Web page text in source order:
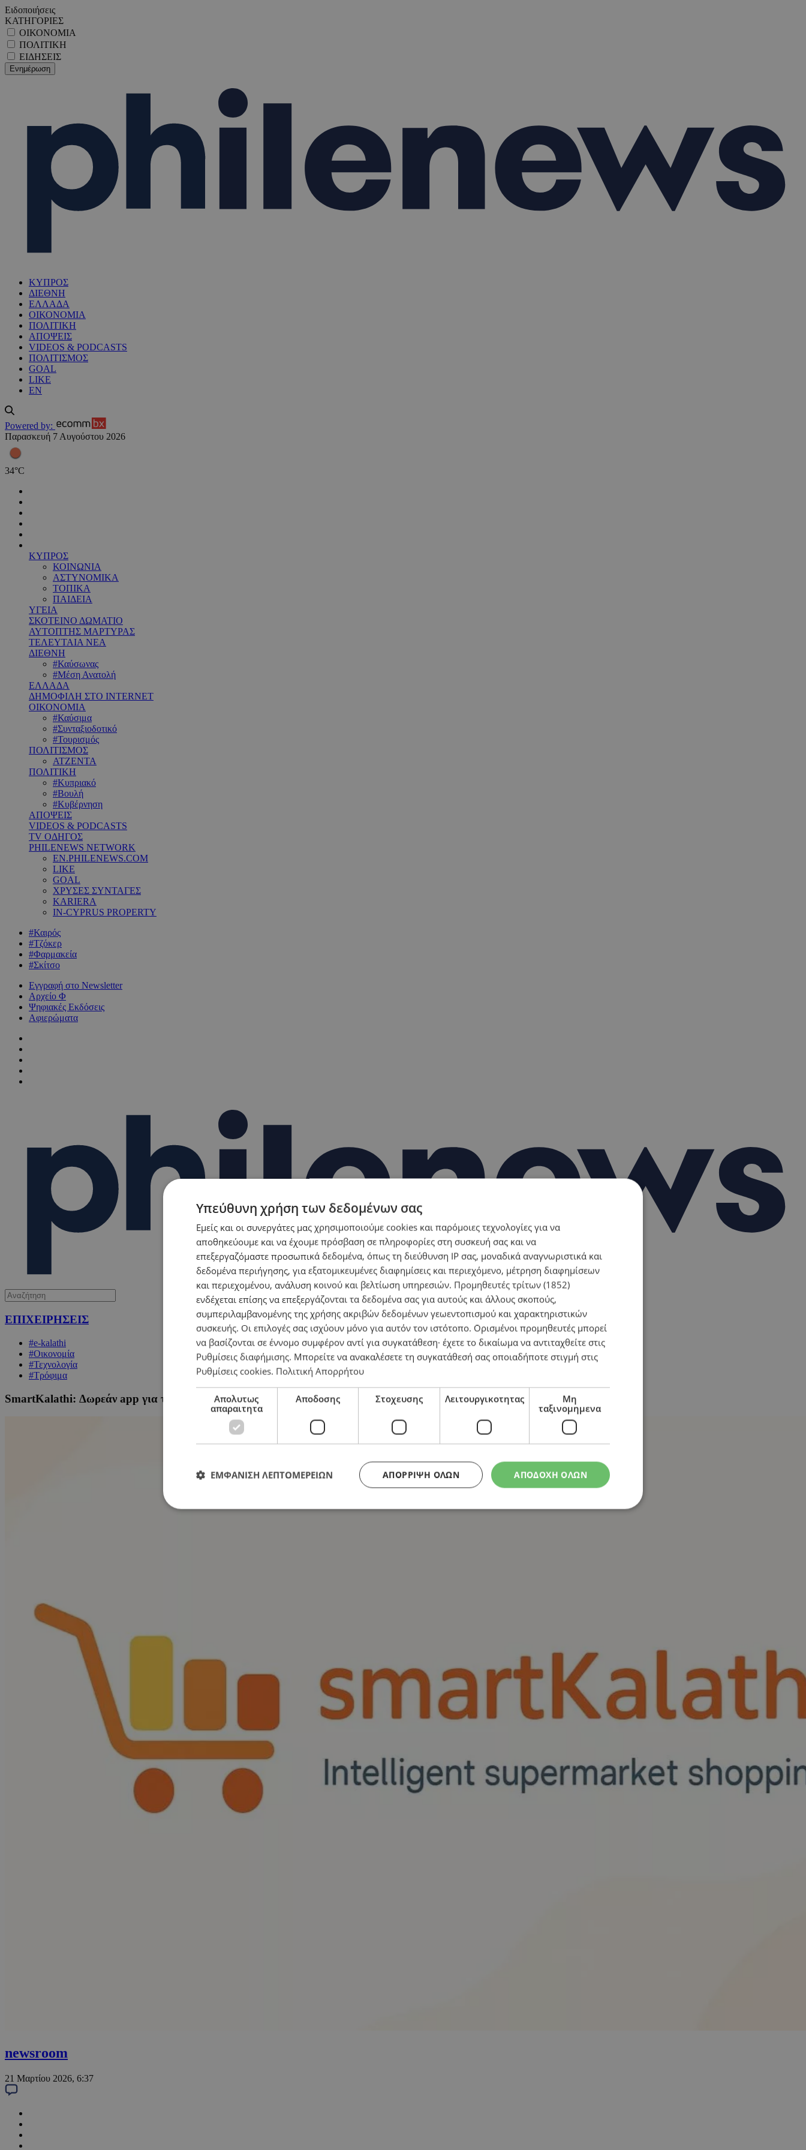
Ειδοποιήσεις
ΚΑΤΗΓΟΡΙΕΣ
ΟΙΚΟΝΟΜΙΑ
ΠΟΛΙΤΙΚΗ
ΕΙΔΗΣΕΙΣ
ΚΥΠΡΟΣ
ΔΙΕΘΝΗ
ΕΛΛΑΔΑ
ΟΙΚΟΝΟΜΙΑ
ΠΟΛΙΤΙΚΗ
ΑΠΟΨΕΙΣ
VIDEOS & PODCASTS
ΠΟΛΙΤΙΣΜΟΣ
GOAL
LIKE
EN
Powered by:
Παρασκευή 7 Αυγούστου 2026
34°C
ΚΥΠΡΟΣ
ΚΟΙΝΩΝΙΑ
ΑΣΤΥΝΟΜΙΚΑ
ΤΟΠΙΚΑ
ΠΑΙΔΕΙΑ
ΥΓΕΙΑ
ΣΚΟΤΕΙΝΟ ΔΩΜΑΤΙΟ
ΑΥΤΟΠΤΗΣ ΜΑΡΤΥΡΑΣ
ΤΕΛΕΥΤΑΙΑ ΝΕΑ
ΔΙΕΘΝΗ
#Καύσωνας
#Μέση Ανατολή
ΕΛΛΑΔΑ
ΔΗΜΟΦΙΛΗ ΣΤΟ INTERNET
ΟΙΚΟΝΟΜΙΑ
#Καύσιμα
#Συνταξιοδοτικό
#Τουρισμός
ΠΟΛΙΤΙΣΜΟΣ
ΑΤΖΕΝΤΑ
ΠΟΛΙΤΙΚΗ
#Κυπριακό
#Βουλή
#Κυβέρνηση
ΑΠΟΨΕΙΣ
VIDEOS & PODCASTS
TV ΟΔΗΓΟΣ
PHILENEWS NETWORK
EN.PHILENEWS.COM
LIKE
GOAL
ΧΡΥΣΕΣ ΣΥΝΤΑΓΕΣ
KARIERA
IN-CYPRUS PROPERTY
#Καιρός
#Τζόκερ
#Φαρμακεία
#Σκίτσο
Εγγραφή στο Newsletter
Αρχείο Φ
Ψηφιακές Εκδόσεις
Αφιερώματα
ΕΠΙΧΕΙΡΗΣΕΙΣ
#e-kalathi
#Οικονομία
#Τεχνολογία
#Τρόφιμα
SmartKalathi: Δωρεάν app για τιμές σούπερ μάρκετ
newsroom
21 Μαρτίου 2026, 6:37
Υπεύθυνη χρήση των δεδομένων σας
Εμείς και οι συνεργάτες μας χρησιμοποιούμε cookies και παρόμοιες τεχνολογίες για να
αποθηκεύουμε και να έχουμε πρόσβαση σε πληροφορίες στη συσκευή σας και να
επεξεργαζόμαστε προσωπικά δεδομένα, όπως τη διεύθυνση IP σας, μοναδικά αναγνωριστικά και
δεδομένα περιήγησης, για εξατομικευμένες διαφημίσεις και περιεχόμενο, μέτρηση διαφημίσεων
και περιεχομένου, ανάλυση κοινού και βελτίωση υπηρεσιών. Προμηθευτές τρίτων (1852)
ενδέχεται επίσης να επεξεργάζονται τα δεδομένα σας για αυτούς και άλλους σκοπούς,
συμπεριλαμβανομένης της χρήσης ακριβών δεδομένων γεωεντοπισμού και χαρακτηριστικών
συσκευής. Οι επιλογές σας ισχύουν μόνο για αυτόν τον ιστότοπο. Ορισμένοι προμηθευτές μπορεί
να βασίζονται σε έννομο συμφέρον αντί για συγκατάθεση· έχετε το δικαίωμα να αντιταχθείτε στις
Ρυθμίσεις διαφήμισης. Μπορείτε να ανακαλέσετε τη συγκατάθεσή σας οποιαδήποτε στιγμή στις
Ρυθμίσεις cookies. Πολιτική Απορρήτου
Απολυτως
απαραιτητα
Αποδοσης Στοχευσης Λειτουργικοτητας
Μη
ταξινομημενα
ΑΠΟΔΟΧΗ ΟΛΩΝ
ΑΠΌΡΡΙΨΗ ΌΛΩΝ
ΕΜΦΑΝΙΣΗ ΛΕΠΤΟΜΕΡΕΙΩΝ